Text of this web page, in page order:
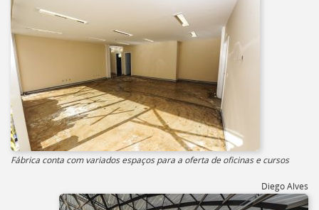
Fábrica conta com variados espaços para a oferta de oficinas e cursos
Diego Alves